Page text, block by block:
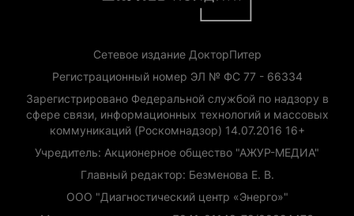
Сетевое издание ДокторПитер
Регистрационный номер ЭЛ № ФС 77 - 66334
Зарегистрировано Федеральной службой по надзору в
сфере связи, информационных технологий и массовых
коммуникаций (Роскомнадзор) 14.07.2016 16+
Учредитель: Акционерное общество "АЖУР-МЕДИА"
Главный редактор: Безменова Е. В.
ООО "Диагностический центр «Энерго»"